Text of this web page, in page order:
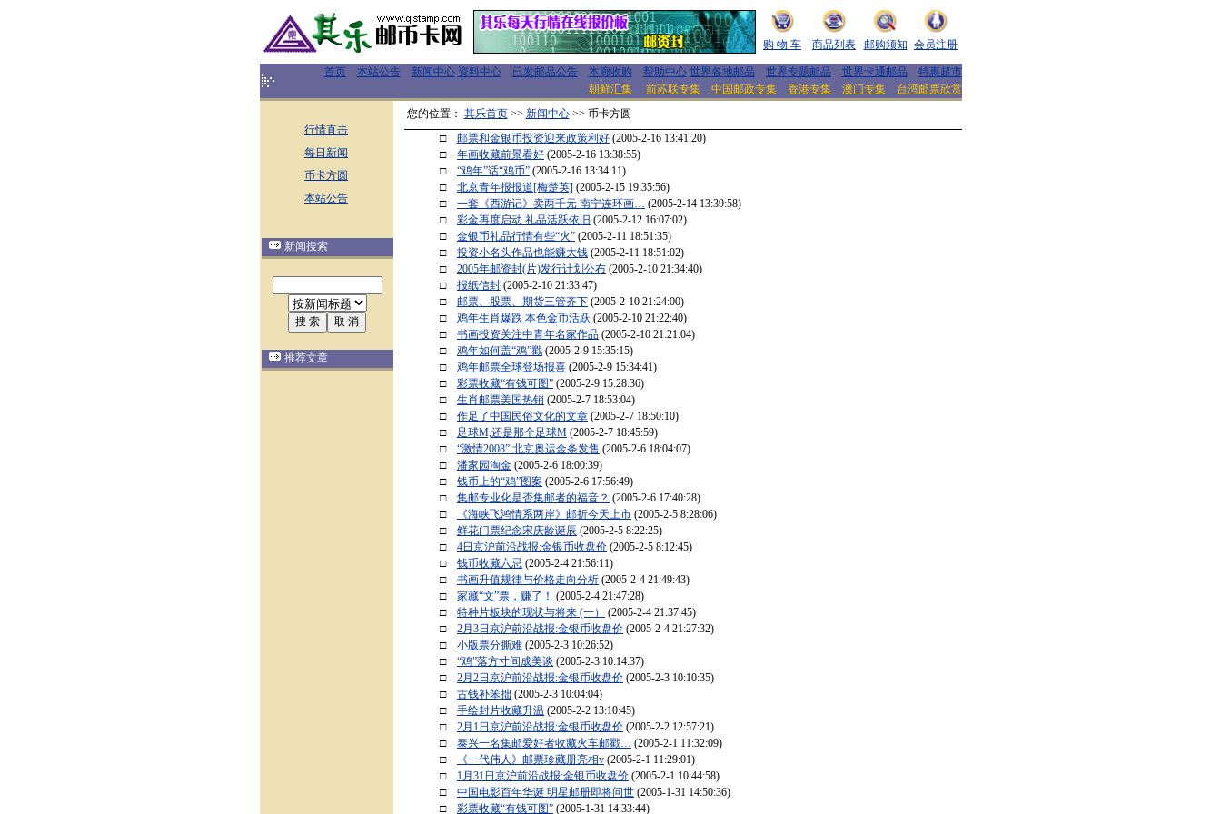
购 物 车 商品列表 邮购须知 会员注册
首页 本站公告 新闻中心 资料中心 已发邮品公告 本廊收购 帮助中心 世界各地邮品 世界专题邮品 世界卡通邮品
特惠超市
朝鲜汇集
前苏联专集 中国邮政专集 香港专集 澳门专集 台湾邮票欣赏
行情直击
每日新闻
币卡方圆
本站公告
新闻搜索
推荐文章
您的位置： 其乐首页>> 新闻中心>> 币卡方圆
□ 邮票和金银币投资迎来政策利好 (2005-2-16 13:41:20)
□ 年画收藏前景看好 (2005-2-16 13:38:55)
□ “鸡年”话“鸡币” (2005-2-16 13:34:11)
□ 北京青年报报道[梅楚英] (2005-2-15 19:35:56)
□ 一套《西游记》卖两千元 南宁连环画… (2005-2-14 13:39:58)
□ 彩金再度启动 礼品活跃依旧 (2005-2-12 16:07:02)
□ 金银币礼品行情有些“火” (2005-2-11 18:51:35)
□ 投资小名头作品也能赚大钱 (2005-2-11 18:51:02)
□ 2005年邮资封(片)发行计划公布 (2005-2-10 21:34:40)
□ 报纸信封 (2005-2-10 21:33:47)
□ 邮票、股票、期货三管齐下 (2005-2-10 21:24:00)
□ 鸡年生肖爆跌 本色金币活跃 (2005-2-10 21:22:40)
□ 书画投资关注中青年名家作品 (2005-2-10 21:21:04)
□ 鸡年如何盖“鸡”戳 (2005-2-9 15:35:15)
□ 鸡年邮票全球登场报喜 (2005-2-9 15:34:41)
□ 彩票收藏“有钱可图” (2005-2-9 15:28:36)
□ 生肖邮票美国热销 (2005-2-7 18:53:04)
□ 作足了中国民俗文化的文章 (2005-2-7 18:50:10)
□ 足球M,还是那个足球M (2005-2-7 18:45:59)
□ “激情2008” 北京奥运金条发售 (2005-2-6 18:04:07)
□ 潘家园淘金 (2005-2-6 18:00:39)
□ 钱币上的“鸡”图案 (2005-2-6 17:56:49)
□ 集邮专业化是否集邮者的福音？ (2005-2-6 17:40:28)
□
《海峡飞鸿情系两岸》邮折今天上市 (2005-2-5 8:28:06)
□ 鲜花门票纪念宋庆龄诞辰 (2005-2-5 8:22:25)
□ 4日京沪前沿战报:金银币收盘价 (2005-2-5 8:12:45)
□ 钱币收藏六忌 (2005-2-4 21:56:11)
□ 书画升值规律与价格走向分析 (2005-2-4 21:49:43)
□ 家藏“文”票，赚了！ (2005-2-4 21:47:28)
□ 特种片板块的现状与将来 (一）
(2005-2-4 21:37:45)
□ 2月3日京沪前沿战报:金银币收盘价 (2005-2-4 21:27:32)
□ 小版票分撕难 (2005-2-3 10:26:52)
□ “鸡”落方寸间成美谈 (2005-2-3 10:14:37)
□ 2月2日京沪前沿战报:金银币收盘价 (2005-2-3 10:10:35)
□ 古钱补笨拙 (2005-2-3 10:04:04)
□ 手绘封片收藏升温 (2005-2-2 13:10:45)
□ 2月1日京沪前沿战报:金银币收盘价 (2005-2-2 12:57:21)
□ 泰兴一名集邮爱好者收藏火车邮戳… (2005-2-1 11:32:09)
□
《一代伟人》邮票珍藏册亮相v (2005-2-1 11:29:01)
□ 1月31日京沪前沿战报:金银币收盘价 (2005-2-1 10:44:58)
□ 中国电影百年华诞 明星邮册即将问世 (2005-1-31 14:50:36)
□ 彩票收藏“有钱可图” (2005-1-31 14:33:44)